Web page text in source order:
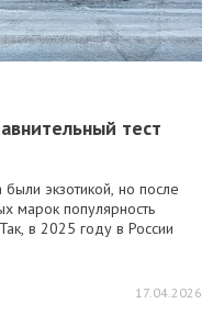
тест
экзотикой, но после
марок популярность
в 2025 году в России
17.04.2026